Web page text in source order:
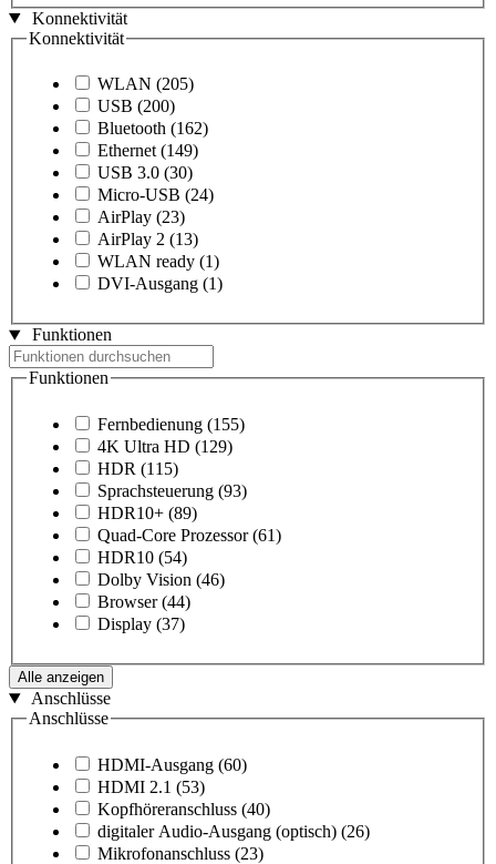
Konnektivität
Konnektivität
WLAN (205)
USB (200)
Bluetooth (162)
Ethernet (149)
USB 3.0 (30)
Micro-USB (24)
AirPlay (23)
AirPlay 2 (13)
WLAN ready (1)
DVI-Ausgang (1)
Funktionen
Funktionen
Fernbedienung (155)
4K Ultra HD (129)
HDR (115)
Sprachsteuerung (93)
HDR10+ (89)
Quad-Core Prozessor (61)
HDR10 (54)
Dolby Vision (46)
Browser (44)
Display (37)
Alle anzeigen
Anschlüsse
Anschlüsse
HDMI-Ausgang (60)
HDMI 2.1 (53)
Kopfhöreranschluss (40)
digitaler Audio-Ausgang (optisch) (26)
Mikrofonanschluss (23)